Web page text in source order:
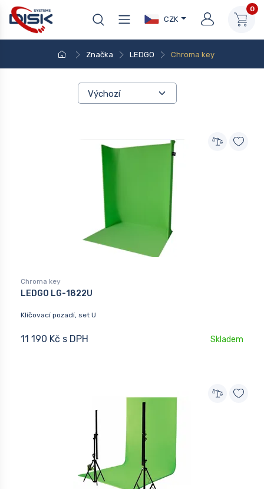
CZK
0
Značka LEDGO Chroma key
Chroma key
LEDGO LG-1822U
Klíčovací pozadí, set U
11 190 Kč s DPH Skladem